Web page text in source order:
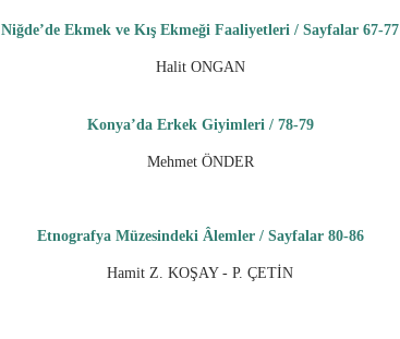
Niğde’de Ekmek ve Kış Ekmeği Faaliyet­leri / Sayfalar 67-77
Halit ONGAN
Konya’da Erkek Giyimleri / 78-79
Mehmet ÖNDER
Etnografya Müzesindeki Âlemler / Sayfalar 80-86
Hamit Z. KOŞAY - P. ÇETİN